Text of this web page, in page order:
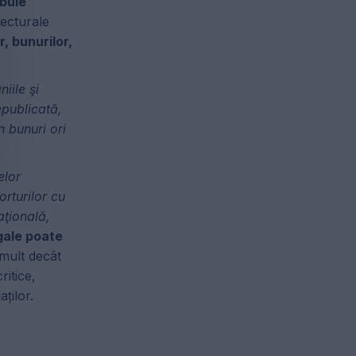
bunurilor,
şi
bunuri ori
cu
poate
decât